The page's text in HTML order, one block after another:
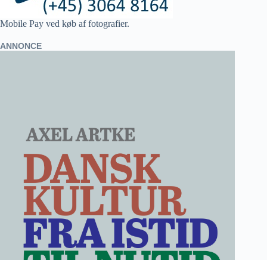
Mobile Pay ved køb af fotografier.
ANNONCE